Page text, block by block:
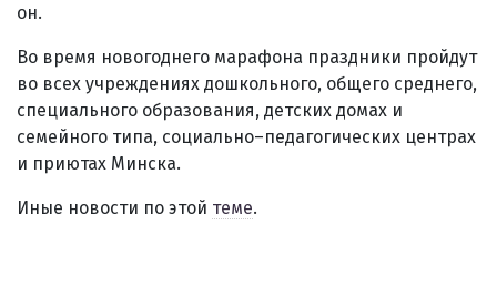
он.
Во время новогоднего марафона праздники пройдут
во всех учреждениях дошкольного, общего среднего,
специального образования, детских домах и
семейного типа, социально–педагогических центрах
и приютах Минска.
Иные новости по этой теме.